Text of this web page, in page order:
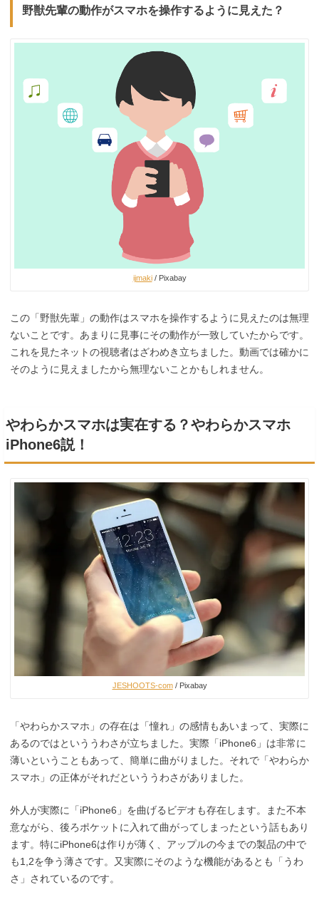
野獣先輩の動作がスマホを操作するように見えた？
ijmaki/ Pixabay
この「野獣先輩」の動作はスマホを操作するように見えたのは無理
ないことです。あまりに見事にその動作が一致していたからです。
これを見たネットの視聴者はざわめき立ちました。動画では確かに
そのように見えましたから無理ないことかもしれません。
やわらかスマホは実在する？やわらかスマホ
iPhone6説！
JESHOOTS-com/ Pixabay
「やわらかスマホ」の存在は「憧れ」の感情もあいまって、実際に
あるのではといううわさが立ちました。実際「iPhone6」は非常に
薄いということもあって、簡単に曲がりました。それで「やわらか
スマホ」の正体がそれだといううわさがありました。
外人が実際に「iPhone6」を曲げるビデオも存在します。また不本
意ながら、後ろポケットに入れて曲がってしまったという話もあり
ます。特にiPhone6は作りが薄く、アップルの今までの製品の中で
も1,2を争う薄さです。又実際にそのような機能があるとも「うわ
さ」されているのです。